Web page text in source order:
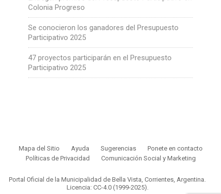
Colonia Progreso
Se conocieron los ganadores del Presupuesto
Participativo 2025
47 proyectos participarán en el Presupuesto
Participativo 2025
Mapa del Sitio Ayuda Sugerencias
Ponete en contacto
Políticas de Privacidad
Comunicación Social y Marketing
Portal Oficial de la Municipalidad de Bella Vista, Corrientes, Argentina.
Licencia: CC-4.0 (1999-2025).